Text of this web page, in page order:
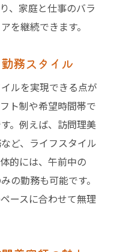
、家庭と仕事のバラ
を継続できます。
務スタイル
ルを実現できる点が
ト制や希望時間帯で
。例えば、訪問理美
ど、ライフスタイル
的には、午前中の
の勤務も可能です。
ースに合わせて無理